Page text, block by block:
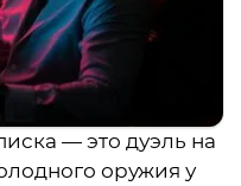
— это дуэль на
оружия у